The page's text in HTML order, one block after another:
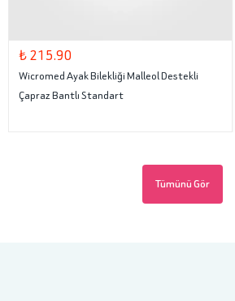
₺ 215.90
Wicromed Ayak Bilekliği Malleol Destekli
Çapraz Bantlı Standart
Tümünü Gör